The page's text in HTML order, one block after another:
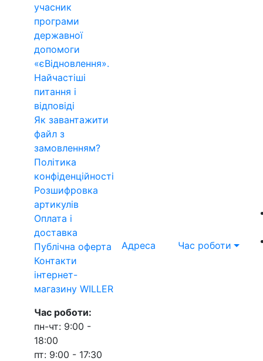
учасник
програми
державної
допомоги
«єВідновлення».
Найчастіші
питання і
відповіді
Як завантажити
файл з
замовленням?
Політика
конфіденційності
Розшифровка
артикулів
Оплата і
доставка
Публічна оферта
Контакти
інтернет-
магазину WILLER
Час роботи:
пн-чт: 9:00 -
18:00
пт: 9:00 - 17:30
Адреса Час роботи